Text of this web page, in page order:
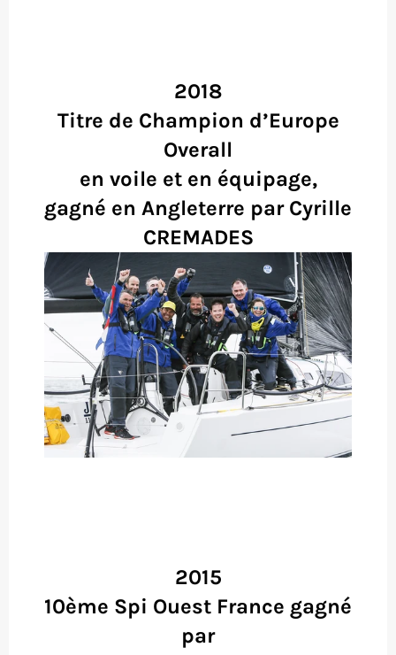
2018
Titre de Champion d’Europe
Overall
en voile et en équipage,
gagné en Angleterre par Cyrille
CREMADES
2015
10ème Spi Ouest France gagné
par